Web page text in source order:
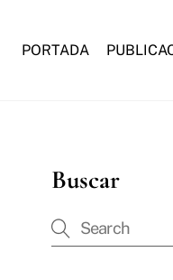
PORTADA
Buscar